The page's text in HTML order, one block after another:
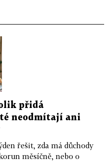
přidá
neodmítají ani
řešit, zda má důchody
měsíčně, nebo o